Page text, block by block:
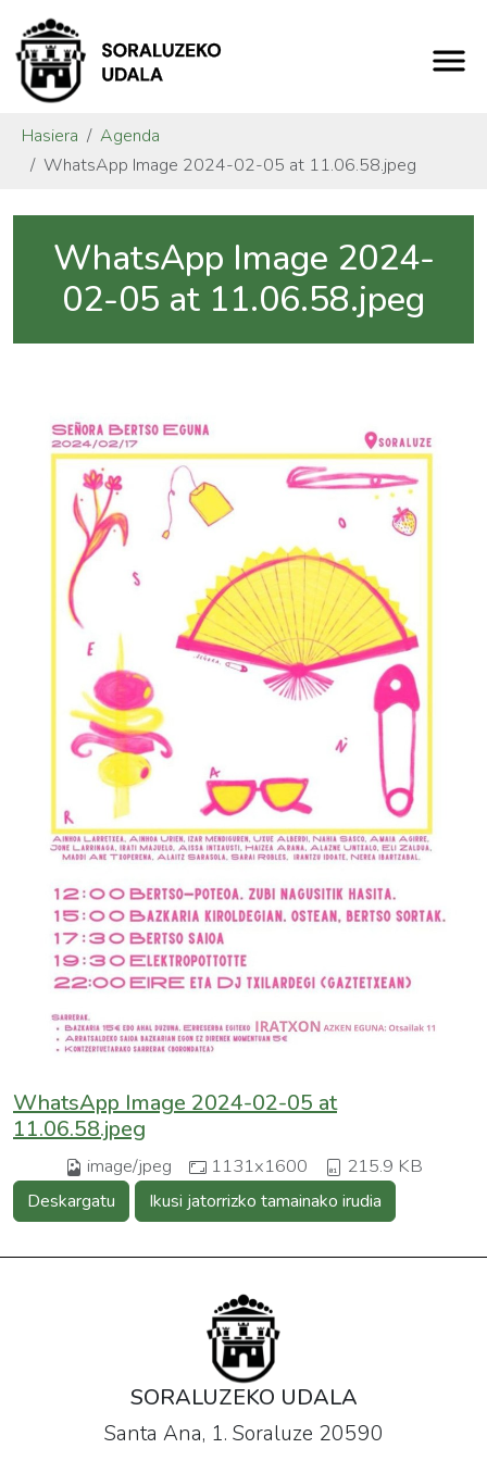
Hasiera
Agenda
WhatsApp Image 2024-02-05 at 11.06.58.jpeg
WhatsApp Image 2024-
02-05 at 11.06.58.jpeg
WhatsApp Image 2024-02-05 at
11.06.58.jpeg
image/jpeg 1131x1600 215.9 KB
Deskargatu Ikusi jatorrizko tamainako irudia
SORALUZEKO UDALA
Santa Ana, 1. Soraluze 20590